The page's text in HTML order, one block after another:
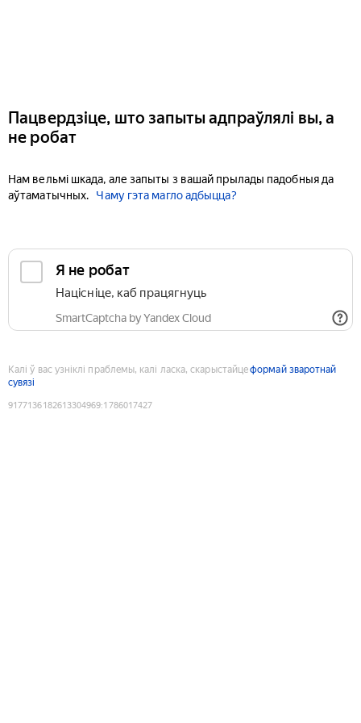
Пацвердзіце, што запыты адпраўлялі вы, а
не робат
Нам вельмі шкада, але запыты з вашай прылады падобныя да
аўтаматычных.
Чаму гэта магло адбыцца?
Я не робат
Націсніце, каб працягнуць
SmartCaptcha by Yandex Cloud
Калі ў вас узніклі праблемы, калі ласка, скарыстайцеформай зваротнай
сувязі
9177136182613304969:1786017427